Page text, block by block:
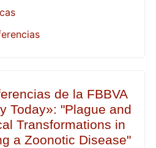
de la FBBVA
Today»: "Plague and
Transformations in
a Zoonotic Disease"